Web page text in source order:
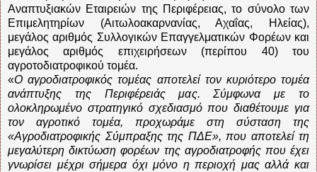
Αναπτυξιακών Εταιρειών της Περιφέρειας, το σύνολο των
Επιμελητηρίων (Αιτωλοακαρνανίας, Αχαΐας, Ηλείας),
μεγάλος αριθμός Συλλογικών Επαγγελματικών Φορέων και
μεγάλος αριθμός επιχειρήσεων (περίπου 40) του
αγροτοδιατροφικού τομέα.
«Ο αγροδιατροφικός τομέας αποτελεί τον κυριότερο τομέα
ανάπτυξης της Περιφέρειάς μας. Σύμφωνα με το
ολοκληρωμένο στρατηγικό σχεδιασμό που διαθέτουμε για
τον αγροτικό τομέα, προχωράμε στη σύσταση της
«Αγροδιατροφικής Σύμπραξης της ΠΔΕ», που αποτελεί τη
μεγαλύτερη δικτύωση φορέων της αγροδιατροφής που έχει
γνωρίσει μέχρι σήμερα όχι μόνο η περιοχή μας αλλά και